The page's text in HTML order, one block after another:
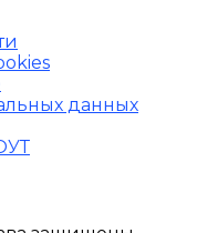
данных